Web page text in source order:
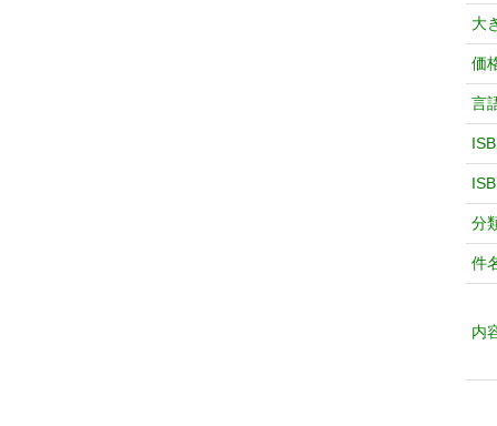
大
価
言
分
件
内